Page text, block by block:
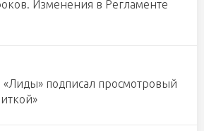
Изменения в Регламенте
подписал просмотровый